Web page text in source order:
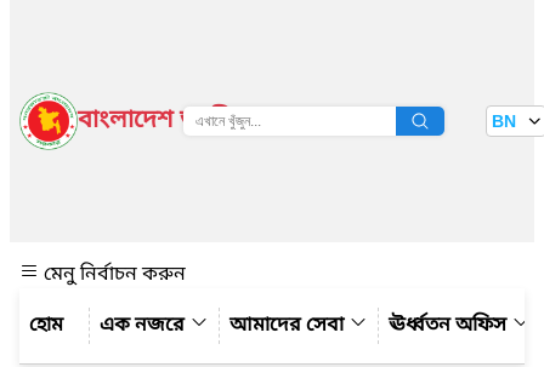
বাংলাদেশ জাতীয় তথ্য বাতায়ন BN
মেনু নির্বাচন করুন
এক নজরে
আমাদের সেবা ঊর্ধ্বতন অফিস